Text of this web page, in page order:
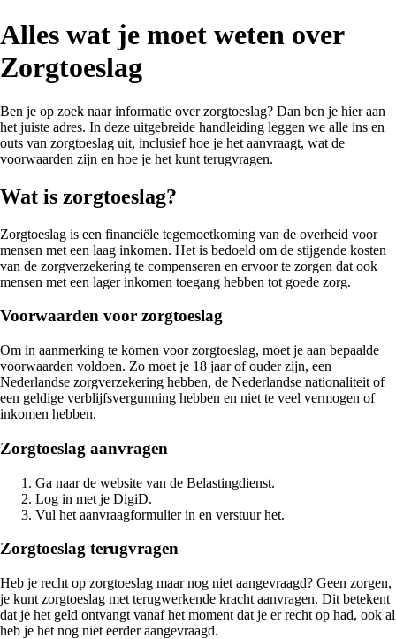
Alles wat je moet weten over
Zorgtoeslag
Ben je op zoek naar informatie over zorgtoeslag? Dan ben je hier aan
het juiste adres. In deze uitgebreide handleiding leggen we alle ins en
outs van zorgtoeslag uit, inclusief hoe je het aanvraagt, wat de
voorwaarden zijn en hoe je het kunt terugvragen.
Wat is zorgtoeslag?
Zorgtoeslag is een financiële tegemoetkoming van de overheid voor
mensen met een laag inkomen. Het is bedoeld om de stijgende kosten
van de zorgverzekering te compenseren en ervoor te zorgen dat ook
mensen met een lager inkomen toegang hebben tot goede zorg.
Voorwaarden voor zorgtoeslag
Om in aanmerking te komen voor zorgtoeslag, moet je aan bepaalde
voorwaarden voldoen. Zo moet je 18 jaar of ouder zijn, een
Nederlandse zorgverzekering hebben, de Nederlandse nationaliteit of
een geldige verblijfsvergunning hebben en niet te veel vermogen of
inkomen hebben.
Zorgtoeslag aanvragen
Ga naar de website van de Belastingdienst.
Log in met je DigiD.
Vul het aanvraagformulier in en verstuur het.
Zorgtoeslag terugvragen
Heb je recht op zorgtoeslag maar nog niet aangevraagd? Geen zorgen,
je kunt zorgtoeslag met terugwerkende kracht aanvragen. Dit betekent
dat je het geld ontvangt vanaf het moment dat je er recht op had, ook al
heb je het nog niet eerder aangevraagd.